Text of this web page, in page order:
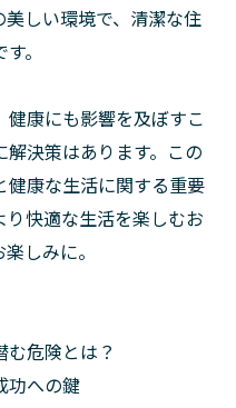
しい環境で、清潔な住
。
康にも影響を及ぼすこ
決策はあります。この
健康な生活に関する重要
快適な生活を楽しむお
しみに。
む危険とは？
功への鍵